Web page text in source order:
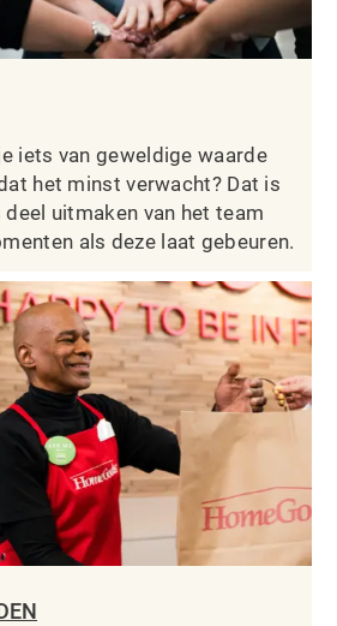
iets van geweldige waarde
het minst verwacht? Dat is
uitmaken van het team
als deze laat gebeuren.